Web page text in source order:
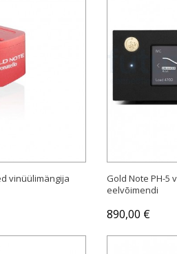
vinüülimängija
Gold Note PH-5
eelvõimendi
890,00 €